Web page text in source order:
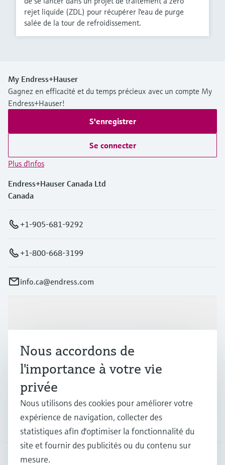
rejet liquide (ZDL) pour récupérer l'eau de purge
salée de la tour de refroidissement.
My Endress+Hauser
Gagnez en efficacité et du temps précieux avec un compte My
Endress+Hauser!
S'enregistrer
Se connecter
Plus d'infos
Endress+Hauser Canada Ltd
Canada
+1-905-681-9292
+1-800-668-3199
info.ca@endress.com
Industries
Support
Société
Nous accordons de
l'importance à votre vie
privée
Nous utilisons des cookies pour améliorer votre
expérience de navigation, collecter des
statistiques afin d'optimiser la fonctionnalité du
site et fournir des publicités ou du contenu sur
mesure.